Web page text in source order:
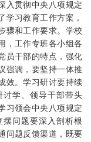
入贯彻中央八项规定
学习教育工作方案，
骤和工作要求。学校
，工作专班各小组各
员干部的特点，强化
强调，要坚持一体推
效。学习研讨要持续
讨学、领导干部带头
习领会中央八项规定
问题要深入剖析根
问题反馈渠道，既要